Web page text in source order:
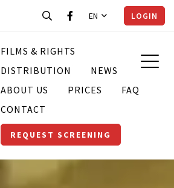
EN LOGIN
FILMS & RIGHTS
DISTRIBUTION
NEWS
ABOUT US
PRICES
FAQ
CONTACT
REQUEST SCREENING